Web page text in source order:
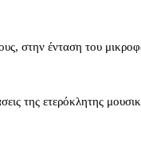
στην ένταση του
της ετερόκλητης